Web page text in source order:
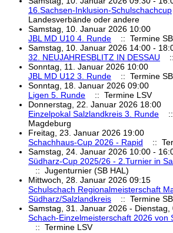
16.Sachsen-Inklusion-Schulschachcup
Landesverbände oder andere
Samstag, 10. Januar 2026 10:00
JBL MD U10 4. Runde
:: Termine
Samstag, 10. Januar 2026 14:00 -
32. NEUJAHRESBLITZ IN DESSAU
Sonntag, 11. Januar 2026 10:00
JBL MD U12 3. Runde
:: Termine
Sonntag, 18. Januar 2026 09:00
Ligen 5. Runde
:: Termine LSV
Donnerstag, 22. Januar 2026 18:00
Einzelpokal Salzlandkreis 3. Runde
Magdeburg
Freitag, 23. Januar 2026 19:00
Schachhaus-Cup 2026 - Rapid
::
Samstag, 24. Januar 2026 10:00 -
Südharz-Cup 2025/26 - 2.Turnier in
:: Jugenturnier (SB HAL)
Mittwoch, 28. Januar 2026 09:15
Schulschach Regionalmeisterschaft
Südharz/Salzlandkreis
:: Termine
Samstag, 31. Januar 2026 -
Schach-Einzelmeisterschaft 2026 von
:: Termine LSV